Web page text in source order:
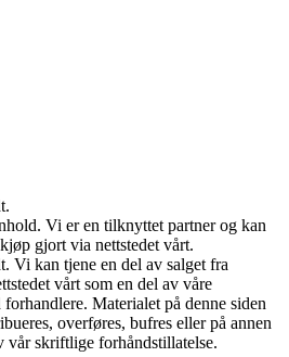
Vi er en tilknyttet partner og kan
gjort via nettstedet vårt.
Vi kan tjene en del av salget fra
vårt som en del av våre
Materialet på denne siden
overføres, bufres eller på annen
vår skriftlige forhåndstillatelse.